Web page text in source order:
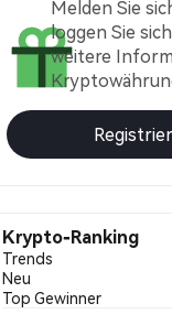
Melden Sie
loggen Sie
weitere
Krypto-Ranking
Trends
Neu
Top Gewinner